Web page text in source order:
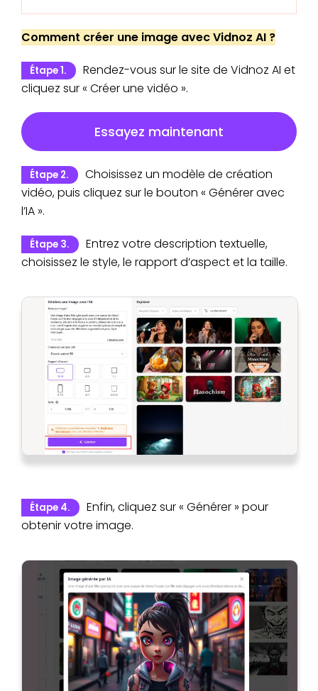
Comment créer une image avec Vidnoz AI ?
Étape 1.
Rendez-vous sur le site de Vidnoz AI et
cliquez sur « Créer une vidéo ».
Essayez maintenant
Étape 2.
Choisissez un modèle de création
vidéo, puis cliquez sur le bouton « Générer avec
l’IA ».
Étape 3.
Entrez votre description textuelle,
choisissez le style, le rapport d’aspect et la taille.
Étape 4.
Enfin, cliquez sur « Générer » pour
obtenir votre image.